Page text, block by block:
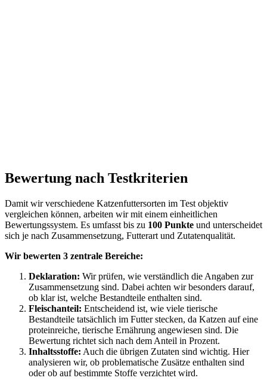
Bewertung nach Testkriterien
Damit wir verschiedene Katzenfuttersorten im Test objektiv
vergleichen können, arbeiten wir mit einem einheitlichen
Bewertungssystem. Es umfasst bis zu 100 Punkte und unterscheidet
sich je nach Zusammensetzung, Futterart und Zutatenqualität.
Wir bewerten 3 zentrale Bereiche:
Deklaration: Wir prüfen, wie verständlich die Angaben zur
Zusammensetzung sind. Dabei achten wir besonders darauf,
ob klar ist, welche Bestandteile enthalten sind.
Fleischanteil: Entscheidend ist, wie viele tierische
Bestandteile tatsächlich im Futter stecken, da Katzen auf eine
proteinreiche, tierische Ernährung angewiesen sind. Die
Bewertung richtet sich nach dem Anteil in Prozent.
Inhaltsstoffe: Auch die übrigen Zutaten sind wichtig. Hier
analysieren wir, ob problematische Zusätze enthalten sind
oder ob auf bestimmte Stoffe verzichtet wird.